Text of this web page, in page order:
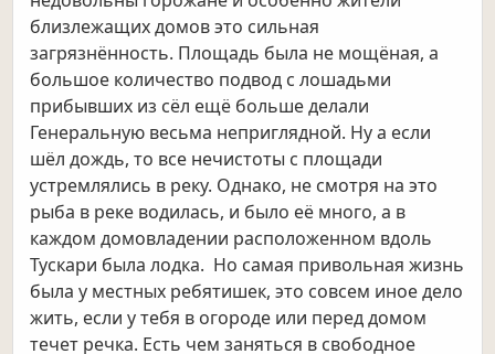
близлежащих домов это сильная
загрязнённость. Площадь была не мощёная, а
большое количество подвод с лошадьми
прибывших из сёл ещё больше делали
Генеральную весьма неприглядной. Ну а если
шёл дождь, то все нечистоты с площади
устремлялись в реку. Однако, не смотря на это
рыба в реке водилась, и было её много, а в
каждом домовладении расположенном вдоль
Тускари была лодка. Но самая привольная жизнь
была у местных ребятишек, это совсем иное дело
жить, если у тебя в огороде или перед домом
течет речка. Есть чем заняться в свободное